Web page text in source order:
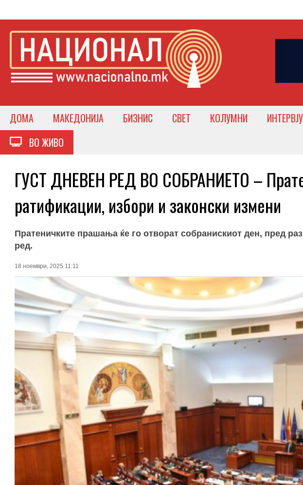
ДОМА МАКЕДОНИЈА БИЗНИС СВЕТ КОЛУМНИ
ВО ЖИВО
ГУСТ ДНЕВЕН РЕД ВО СОБРАНИЕТО –
ратификации, избори и законски измени
Пратеничките прашања ќе го отворат собранискиот ден, пред
ред.
18 ноември, 2025 11:11